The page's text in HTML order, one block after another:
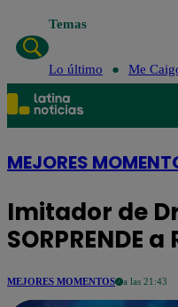
Temas
Lo último Me
MEJORES
Imitador de
SORPRENDE
MEJORES MOMENTOS a las 21:43